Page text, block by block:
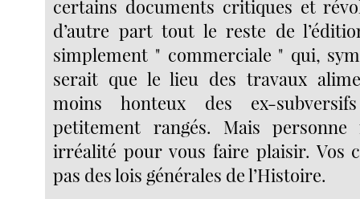
certains documents critiques et
d’autre part tout le reste de
simplement " commerciale " qui,
serait que le lieu des travaux
moins honteux des ex-
petitement rangés. Mais
irréalité pour vous faire plaisir. Vos
pas des lois générales de l’Histoire.